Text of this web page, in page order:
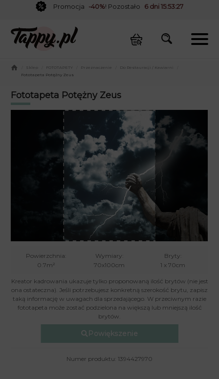
Promocja -40%! Pozostało 6 dni 15:53:27
Sklep FOTOTAPETY Przeznaczenie Do Restauracji / Kawiarni
Fototapeta Potężny Zeus
Fototapeta Potężny Zeus
Powierzchnia:
0.7m²
Wymiary:
70x100cm
Bryty:
1 x 70cm
Kreator kadrowania ukazuje tylko proponowaną ilość brytów (nie jest
ona ostateczna). Jeśli potrzebujesz konkretną szerokość brytu, zapisz
taką informację w uwagach dla sprzedającego. W przeciwnym razie
fototapeta może zostać podzielona na większą lub mniejszą ilość
brytów.
Powiększenie
Numer produktu: 1394427970